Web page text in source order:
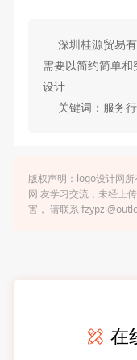
深圳桂源贸易
需要以简约简单
设计
关键词：服务
版权声明：logo设计网
网 友学习交流，未经上
害， 请联系
在